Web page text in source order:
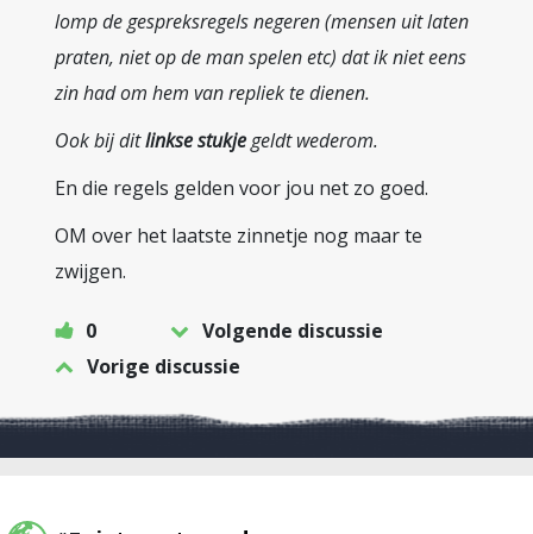
lomp de gespreksregels negeren (mensen uit laten
praten, niet op de man spelen etc) dat ik niet eens
zin had om hem van repliek te dienen.
Ook bij ditlinkse stukjegeldt wederom.
En die regels gelden voor jou net zo goed.
OM over het laatste zinnetje nog maar te
zwijgen.
0
Volgende discussie
Vorige discussie